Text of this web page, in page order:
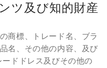
ツ及び知的財産
商標、トレード名、ブラ
名、その他の内容、及び
ドドレス及びその他の